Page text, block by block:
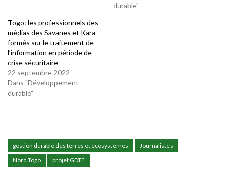
durable"
Togo: les professionnels des
médias des Savanes et Kara
formés sur le traitement de
l’information en période de
crise sécuritaire
22 septembre 2022
Dans "Développement
durable"
gestion durable des terres et écosystèmes
Journalistes
Nord Togo
projet GDTE